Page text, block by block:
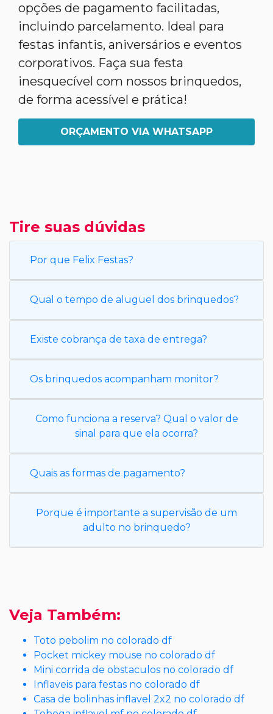
opções de pagamento facilitadas,
incluindo parcelamento. Ideal para
festas infantis, aniversários e eventos
corporativos. Faça sua festa
inesquecível com nossos brinquedos,
de forma acessível e prática!
ORÇAMENTO VIA WHATSAPP
Tire suas dúvidas
Por que Felix Festas?
Qual o tempo de aluguel dos brinquedos?
Existe cobrança de taxa de entrega?
Os brinquedos acompanham monitor?
Como funciona a reserva? Qual o valor de
sinal para que ela ocorra?
Quais as formas de pagamento?
Porque é importante a supervisão de um
adulto no brinquedo?
Veja Também:
Toto pebolim no colorado df
Pocket mickey mouse no colorado df
Mini corrida de obstaculos no colorado df
Inflaveis para festas no colorado df
Casa de bolinhas inflavel 2x2 no colorado df